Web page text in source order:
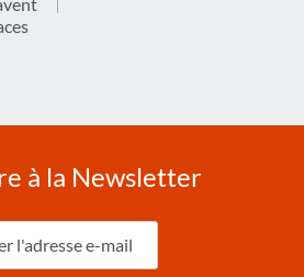
à la Newsletter